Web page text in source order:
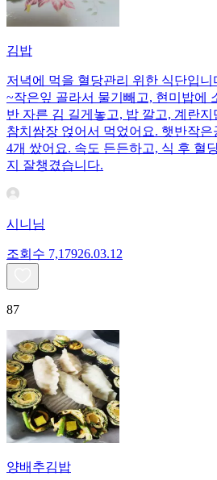
김밥
저녁에 먹을 혈당관리 위한 식단입
~작은잎 골라서 물기빼고, 현미밥에
반 자른 김 길게놓고, 밥 깔고, 계란
참치쌈장 얹어서 먹었어요. 햇반작
4개 쌌어요. 속도 든든하고, 식 후 혈
지 잘챙겼습니다.
시니님
조회수 7,17926.03.12
87
양배추김밥